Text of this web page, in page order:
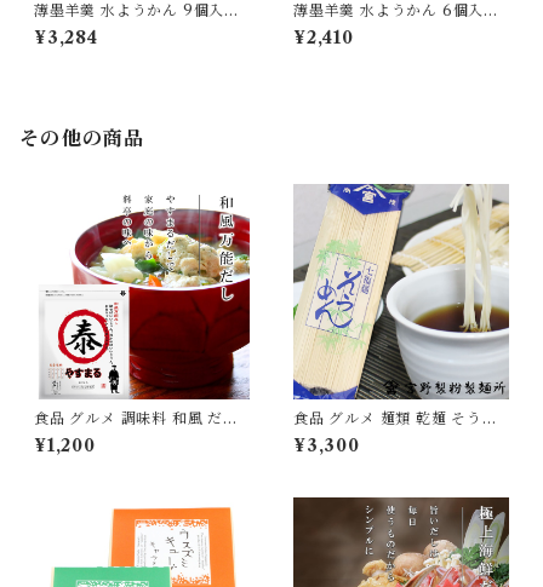
薄墨羊羹 水ようかん 9個入り
水羊羹 和菓子 お菓子 高級 詰
合せ セット ギフト 贈り物 贈
¥3,284
薄墨羊羹 水ようかん 6個入り
水羊羹 和菓子 お菓子 高級 詰
合せ セット ギフト 贈り物 贈
¥2,410
その他の商品
食品 グルメ 調味料 和風 だし
出汁 パック 30包入り 万能 テ
ィーパック やすまる [ysmr-w
¥1,200
食品 グルメ 麺類 乾麺 そうめ
ん 素麺 1袋250g×12袋 国産 愛
媛県産 無添加 [myn-sm-12]
¥3,300